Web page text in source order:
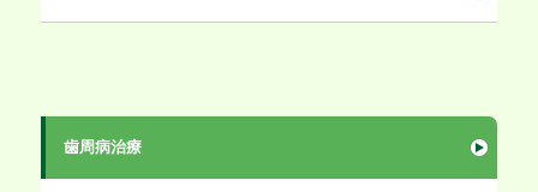
歯周病治療